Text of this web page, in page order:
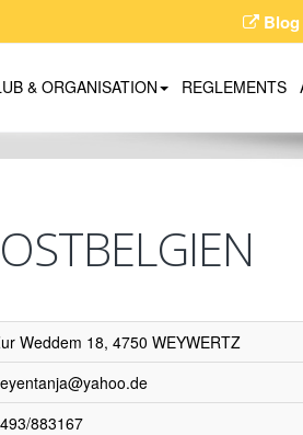
Blog
& ORGANISATION REGLEMENTS
Weddem 18, 4750 WEYWERTZ
883167